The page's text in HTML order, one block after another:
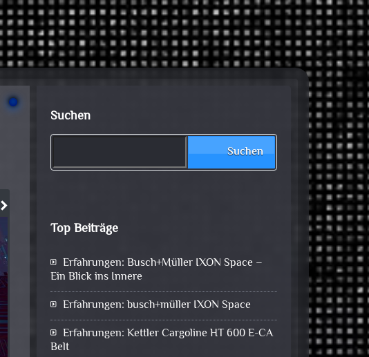
Suchen
Suchen
Top Beiträge
Erfahrungen: Busch+Müller IXON Space –
Ein Blick ins Innere
Erfahrungen: busch+müller IXON Space
Erfahrungen: Kettler Cargoline HT 600 E-CA
Belt